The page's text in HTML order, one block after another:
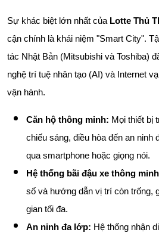
Sự khác biệt lớn nhất của Lotte Thủ
cận chính là khái niệm "Smart City".
tác Nhật Bản (Mitsubishi và Toshiba)
nghệ trí tuệ nhân tạo (AI) và Internet
vận hành.
Căn hộ thông minh: Mọi thiết bị
chiếu sáng, điều hòa đến an
qua smartphone hoặc giọng nói.
Hệ thống bãi đậu xe thông
số và hướng dẫn vị trí còn trống,
gian tối đa.
An ninh đa lớp: Hệ thống nhận